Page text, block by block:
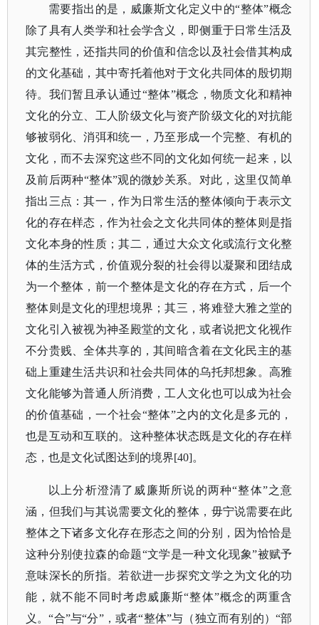
需要指出的是，威廉斯文化定义中的“整体”概念
除了具有人类学和社会学含义，即侧重于日常生活及
其完整性，还指共同的价值和信念以及社会借其构成
的文化基础，其中寄托着他对于文化共同体的殷切期
待。我们暂且承认通过“整体”概念，物质文化和精神
文化的分立、工人阶级文化与资产阶级文化的对抗能
够被弱化、消弭和统一，乃至形成一个完整、有机的
文化，而不去深究这些不同的文化如何统一起来，以
及前后两种“整体”观的微妙关系。对此，这里仅简单
指出三点：其一，作为日常生活的整体倾向于表示文
化的存在样态，作为社会之文化共同体的整体则是指
文化本身的性质；其二，通过大众文化或流行文化整
体的生活方式，价值观分裂的社会得以凝聚和团结成
为一个整体，前一个整体是文化的存在方式，后一个
整体则是文化的理想境界；其三，将难登大雅之堂的
文化引入被视为神圣殿堂的文化，或者说把文化视作
不分贵贱、全体共享的，其间暗含着在文化民主的基
础上重建生活共识和社会共同体的乌托邦想象。高雅
文化能够为普通人所消费，工人文化也可以成为社会
的价值基础，一个社会“整体”之内的文化是多元的，
也是互动和互联的。这种整体状态既是文化的存在样
态，也是文化试图达到的境界[40]。
以上分析澄清了威廉斯所说的两种“整体”之意
涵，但我们与其说需要文化的整体，毋宁说需要在此
整体之下诸多文化存在形态之间的分别，因为恰恰是
这种分别使拉森的命题“文学是一种文化现象”被赋予
意味深长的所指。若欲进一步探究文学之为文化的功
能，就不能不同时考虑威廉斯“整体”概念的两重含
义。“合”与“分”，或者“整体”与（独立而有别的）“部